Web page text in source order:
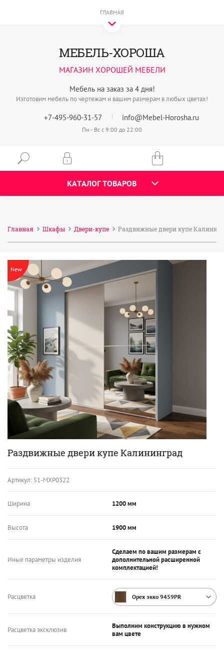
ГЛАВНАЯ
Мебель на заказ за 4 дня!
Изготовим мебель по чертежам и вашим размерам в любых цветах!
МЕБЕЛЬ-ХОРОША
МАГАЗИН ХОРОШЕЙ МЕБЕЛИ
+7-495-960-31-57 info@Mebel-Horosha.ru
Пн - Вс с 9:00 до 22:00
КАТАЛОГ ТОВАРОВ
Главная Шкафы Двери-купе Раздвижные двери купе
New
Раздвижные двери купе Калининград
Артикул: 51-МХР0322
Ширина 1200 мм
Высота 1900 мм
Иные параметры изделия
Сделаем по вашим размерам с
дополнительной расширенной
комплектацией!
Расцветка Орех экко 9459PR
Расцветка эксклюзив
Выполним конструкцию в нужном
вам цвете